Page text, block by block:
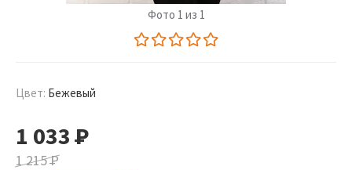
Фото 1 из 1
Цвет: Бежевый
1 033Р
1 215Р